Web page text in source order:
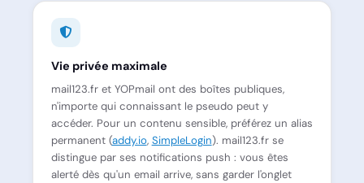
Vie privée maximale
mail123.fr et YOPmail ont des boîtes publiques,
n'importe qui connaissant le pseudo peut y
accéder. Pour un contenu sensible, préférez un alias
permanent (addy.io, SimpleLogin). mail123.fr se
distingue par ses notifications push : vous êtes
alerté dès qu'un email arrive, sans garder l'onglet